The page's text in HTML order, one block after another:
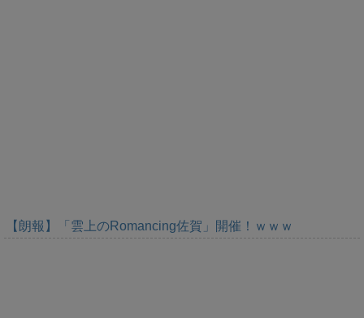
【朗報】「雲上のRomancing佐賀」開催！ｗｗｗ